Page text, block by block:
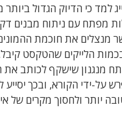
למד כי הדיוק הגדול
מפתח עם ניתוח מבנים
מנצלים את חוכמת
הלייקים שהטקסט
מנגנון שישקף לכותב את
על-ידי הקורא, ובכך
יותר ולחסוך מקרים של